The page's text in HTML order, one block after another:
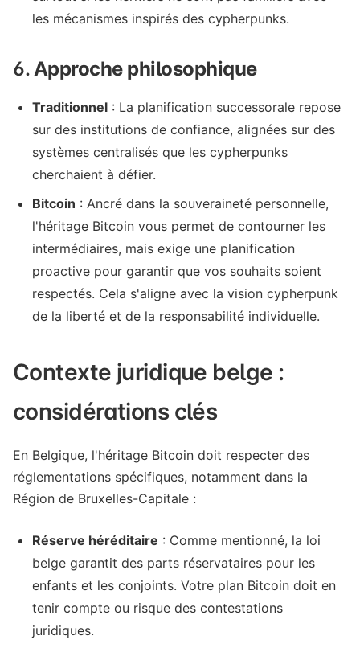
les mécanismes inspirés des cypherpunks.
6.Approche philosophique
Traditionnel : La planification successorale repose
sur des institutions de confiance, alignées sur des
systèmes centralisés que les cypherpunks
cherchaient à défier.
Bitcoin : Ancré dans la souveraineté personnelle,
l'héritage Bitcoin vous permet de contourner les
intermédiaires, mais exige une planification
proactive pour garantir que vos souhaits soient
respectés. Cela s'aligne avec la vision cypherpunk
de la liberté et de la responsabilité individuelle.
Contexte juridique belge :
considérations clés
En Belgique, l'héritage Bitcoin doit respecter des
réglementations spécifiques, notamment dans la
Région de Bruxelles-Capitale :
Réserve héréditaire : Comme mentionné, la loi
belge garantit des parts réservataires pour les
enfants et les conjoints. Votre plan Bitcoin doit en
tenir compte ou risque des contestations
juridiques.